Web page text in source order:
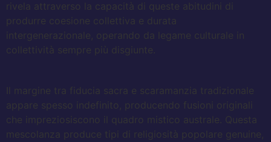
rivela attraverso la capacità di queste abitudini di
produrre coesione collettiva e durata
intergenerazionale, operando da legame culturale in
collettività sempre più disgiunte.
Il margine tra fiducia sacra e scaramanzia tradizionale
appare spesso indefinito, producendo fusioni originali
che impreziosiscono il quadro mistico australe. Questa
mescolanza produce tipi di religiosità popolare genuine,